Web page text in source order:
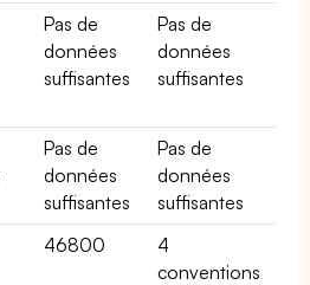
Pas de
données
suffisantes
Pas de
données
suffisantes
Pas de
données
suffisantes
Pas de
données
suffisantes
46800
4
conventions